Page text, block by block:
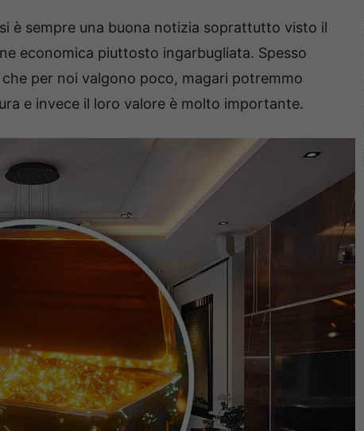
è sempre una buona notizia soprattutto visto il
economica piuttosto ingarbugliata. Spesso
per noi valgono poco, magari potremmo
e invece il loro valore è molto importante.